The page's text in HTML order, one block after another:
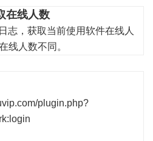
在线人数
志，获取当前使用软件在线人
线人数不同。
plugin.php?